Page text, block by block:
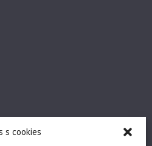
s cookies